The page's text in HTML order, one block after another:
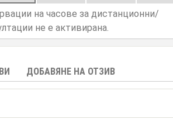
на часове за дистанционни/
не е активирана.
ДОБАВЯНЕ НА ОТЗИВ